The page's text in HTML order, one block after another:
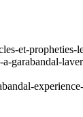
et-propheties-
garabandal-